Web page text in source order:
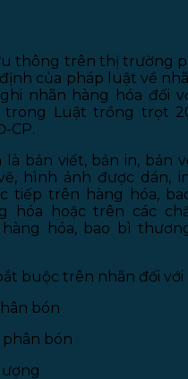
thông trên thị trường
của pháp luật về
nhãn hàng hóa đối
Luật trồng trọt
CP.
là bản viết, bản in, bản
hình ảnh được dán,
tiếp trên hàng hóa,
hóa hoặc trên các
hóa, bao bì
buộc trên nhãn đối với
bón
phân bón